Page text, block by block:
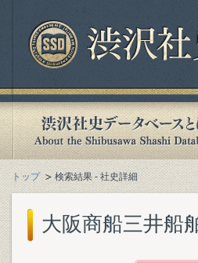
トップ 検索結果 - 社史詳細
大阪商船三井船